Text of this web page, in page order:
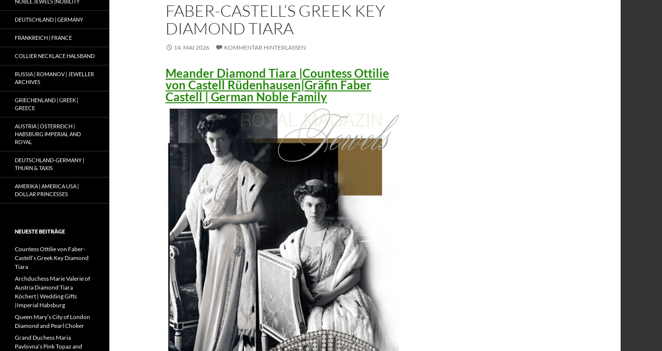
FABER-CASTELL’S GREEK KEY
DIAMOND TIARA
14. MAI 2026 KOMMENTAR HINTERLASSEN
Meander Diamond Tiara |Countess Ottilie
von Castell Rüdenhausen|Gräfin Faber
Castell | German Noble Family
DEUTSCHLAND | GERMANY
FRANKREICH | FRANCE
COLLIER NECKLACE HALSBAND
RUSSIA | ROMANOV | JEWELLER
ARCHIVES
GRIECHENLAND | GREEK |
GREECE
AUSTRIA | ÖSTERREICH |
HABSBURG IMPERIAL AND
ROYAL
DEUTSCHLAND-GERMANY |
THURN & TAXIS
AMERIKA | AMERICA USA |
DOLLAR PRINCESSES
NEUESTE BEITRÄGE
Countess Ottilie von Faber-
Castell’s Greek Key Diamond
Tiara
Archduchess Marie Valerie of
Austria Diamond Tiara
Köchert | Wedding Gifts
|Imperial Habsburg
Queen Mary’s City of London
Diamond and Pearl Choker
Grand Duchess Maria
Pavlovna’s Pink Topaz and